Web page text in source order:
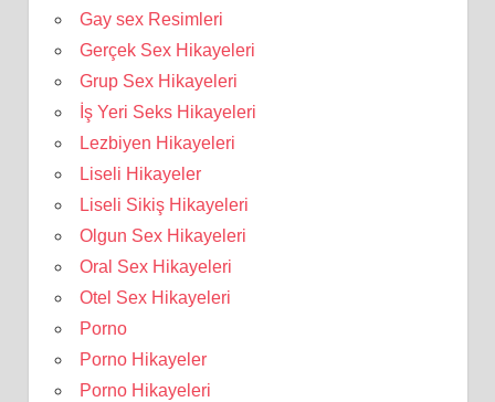
Gay sex Resimleri
Gerçek Sex Hikayeleri
Grup Sex Hikayeleri
İş Yeri Seks Hikayeleri
Lezbiyen Hikayeleri
Liseli Hikayeler
Liseli Sikiş Hikayeleri
Olgun Sex Hikayeleri
Oral Sex Hikayeleri
Otel Sex Hikayeleri
Porno
Porno Hikayeler
Porno Hikayeleri